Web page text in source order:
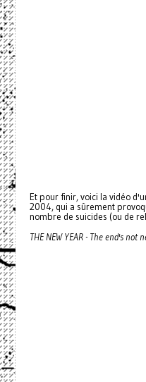
Et pour finir, voici la vidéo
2004, qui a sûrement
nombre de suicides (ou de
THE NEW YEAR - The end's not